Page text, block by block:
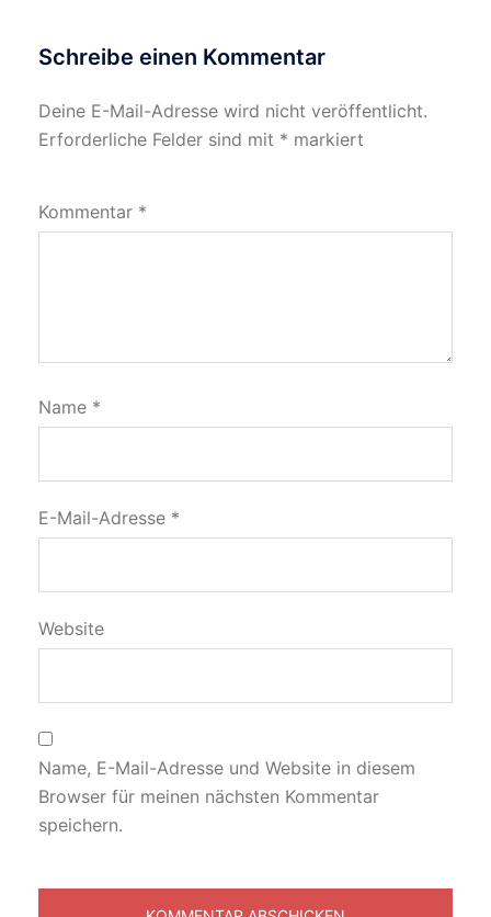
Schreibe einen Kommentar
Deine E-Mail-Adresse wird nicht veröffentlicht.
Erforderliche Felder sind mit * markiert
Kommentar *
Name *
E-Mail-Adresse *
Website
Name, E-Mail-Adresse und Website in diesem
Browser für meinen nächsten Kommentar
speichern.